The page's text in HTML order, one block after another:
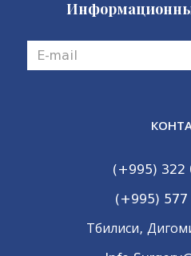
(+995) 322
(+995) 577
Тбилиси,